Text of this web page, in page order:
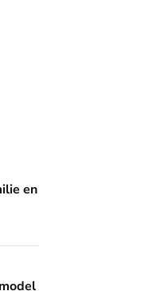
en
‘Ik heb een weg